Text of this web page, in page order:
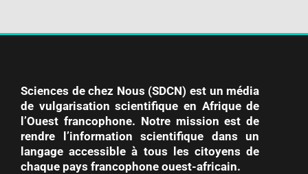
Sciences de chez Nous (SDCN) est un média
de vulgarisation scientifique en Afrique de
l’Ouest francophone. Notre mission est de
rendre l’information scientifique dans un
langage accessible à tous les citoyens de
chaque pays francophone ouest-africain.